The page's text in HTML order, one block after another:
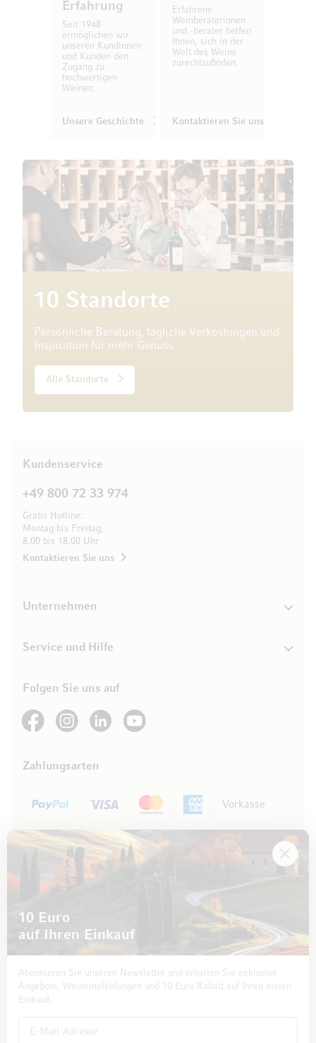
Erfahrung
Seit 1948
ermöglichen wir
unseren Kundinnen
und Kunden den
Zugang zu
hochwertigen
Weinen.
Unsere Geschichte
Erfahrene
Weinberaterinnen
und -berater helfen
Ihnen, sich in der
Welt des Weins
zurechtzufinden.
Kontaktieren Sie uns
10 Standorte
Persönliche Beratung, tägliche Verkostungen und
Inspiration für mehr Genuss.
Alle Standorte
Kundenservice
+49 800 72 33 974
Gratis Hotline:
Montag bis Freitag,
8.00 bis 18.00 Uhr
Kontaktieren Sie uns
Unternehmen
Service und Hilfe
Folgen Sie uns auf
See our FacebookSee our Instagram account
See our LinkedInSee our YouTube channel
Zahlungsarten
Vorkasse
Rechnung
Datenschutz und Disclaimer
10 Euro
auf Ihren Einkauf
Abonnieren Sie unseren Newsletter und erhalten Sie exklusive
Angebote, Weinempfehlungen und 10 Euro Rabatt auf Ihren ersten
Einkauf.